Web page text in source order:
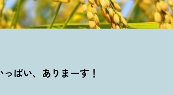
っぱい、ありまーす！